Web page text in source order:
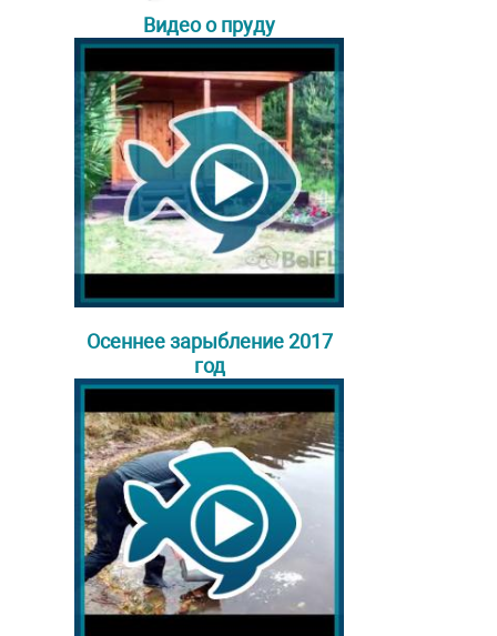
Видео о пруду
Осеннее зарыбление 2017
год